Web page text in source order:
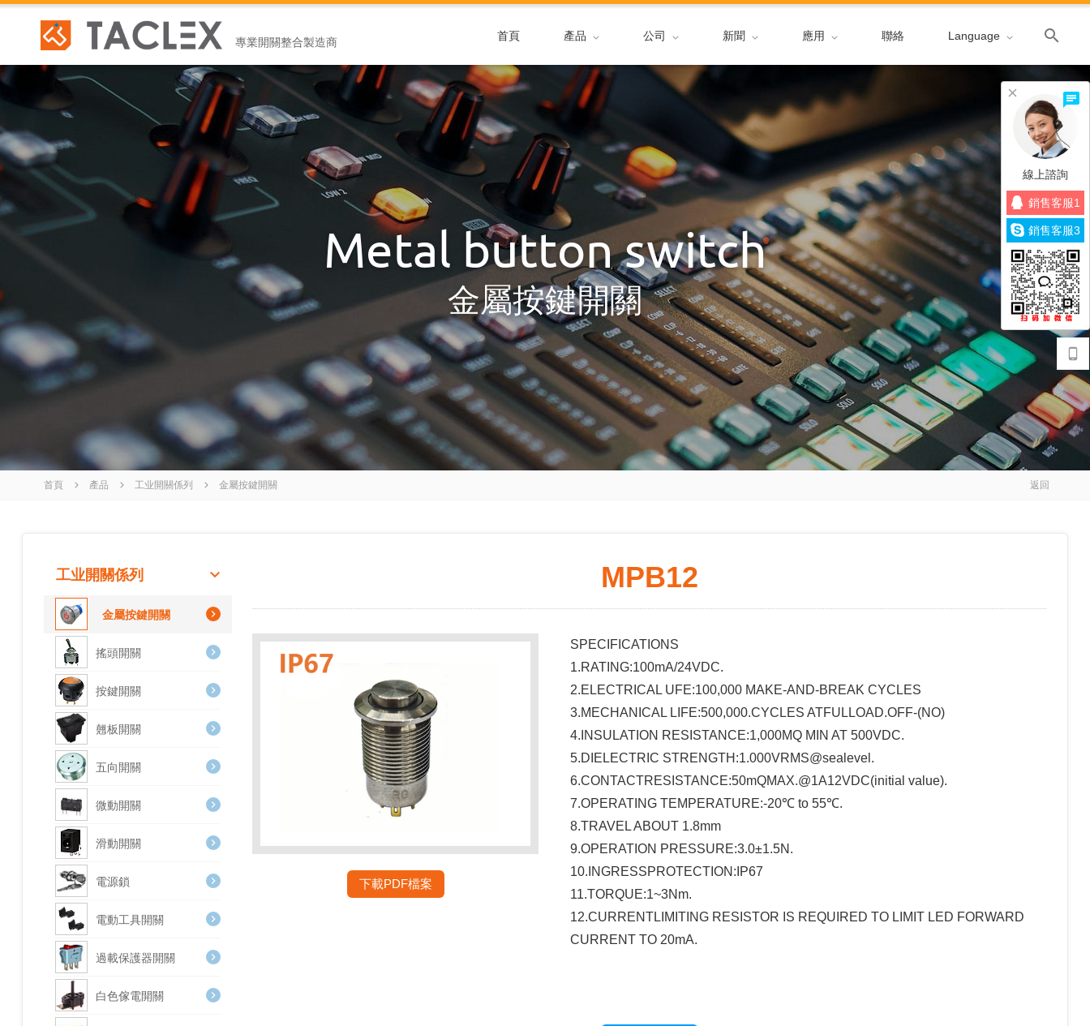
專業開關整合製造商 首頁 產品 公司 新聞 應用 聯絡 Language search
Metal button switch
金屬按鍵開關
首頁 產品 工业開關係列 金屬按鍵開關 返回
工业開關係列
金屬按鍵開關
搖頭開關
按鍵開關
翹板開關
五向開關
微動開關
滑動開關
電源鎖
電動工具開關
過載保護器開關
白色傢電開關
MPB12
下載PDF檔案
SPECIFICATIONS
1.RATING:100mA/24VDC.
2.ELECTRICAL UFE:100,000 MAKE-AND-BREAK CYCLES
3.MECHANICAL LIFE:500,000.CYCLES ATFULLOAD.OFF-(NO)
4.INSULATION RESISTANCE:1,000MQ MIN AT 500VDC.
5.DIELECTRIC STRENGTH:1.000VRMS@sealevel.
6.CONTACTRESISTANCE:50mQMAX.@1A12VDC(initial value).
7.OPERATING TEMPERATURE:-20℃ to 55℃.
8.TRAVEL ABOUT 1.8mm
9.OPERATION PRESSURE:3.0±1.5N.
10.INGRESSPROTECTION:IP67
11.TORQUE:1~3Nm.
12.CURRENTLIMITING RESISTOR IS REQUIRED TO LIMIT LED FORWARD
CURRENT TO 20mA.
線上諮詢
銷售客服1
銷售客服3